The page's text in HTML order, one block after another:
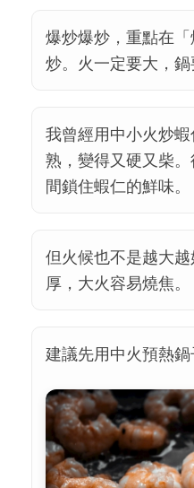
爆炒爆炒，重點在
炒。火一定要大，鍋
我曾經用中小火炒
熟，變得又硬又柴
間鎖住蝦仁的鮮味。
但火候也不是越大
厚，大火容易燒焦。
建議先用中火預熱鍋